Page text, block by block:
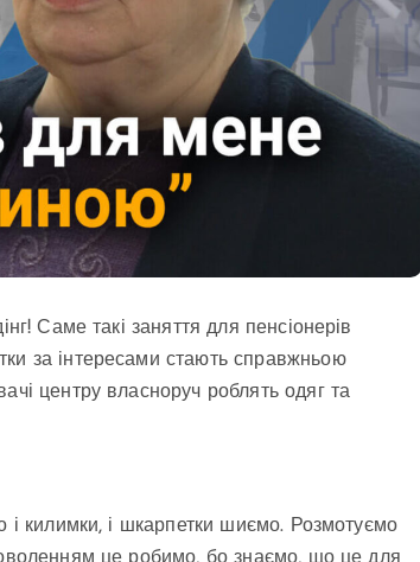
Саме такі заняття для пенсіонерів
за інтересами стають справжньою
центру власноруч роблять одяг та
і килимки, і шкарпетки шиємо. Розмотуємо